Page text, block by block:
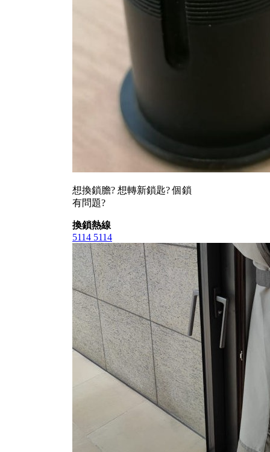
想換鎖膽? 想轉新鎖匙? 個鎖
有問題?
換鎖熱線
5114 5114